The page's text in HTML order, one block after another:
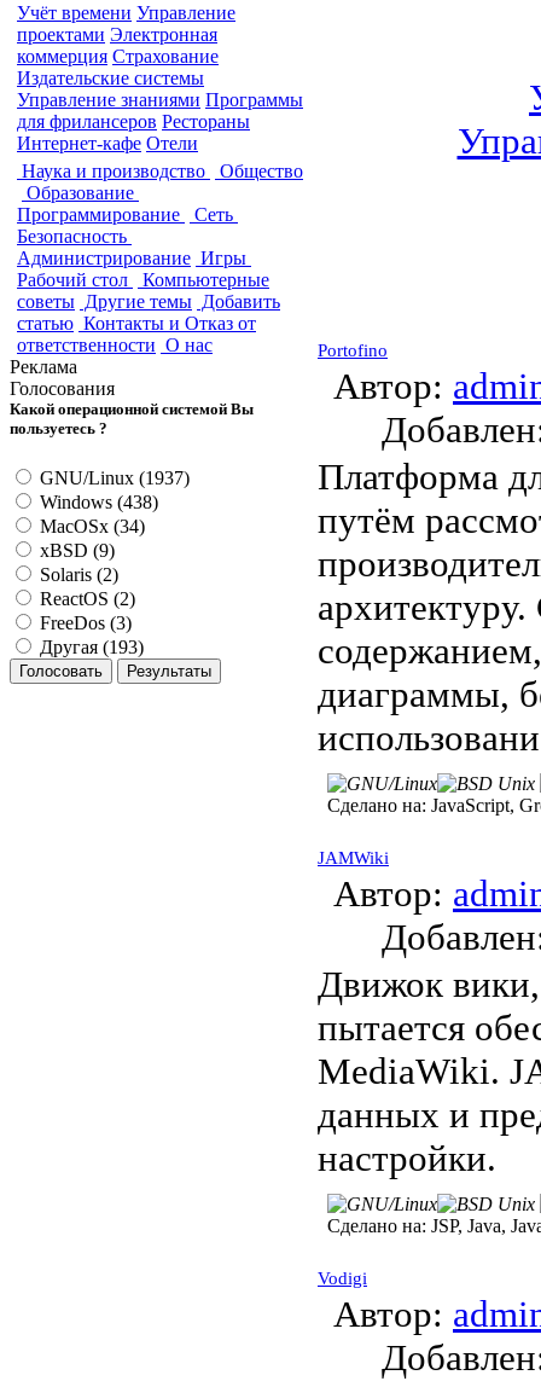
Учёт времени Управление
проектами Электронная
коммерция Страхование
Издательские системы
Управление знаниями Программы
для фрилансеров Рестораны
Интернет-кафе Отели
Наука и производство
Общество
Образование
Программирование
Сеть
Безопасность
Администрирование Игры
Рабочий стол
Компьютерные
советы Другие темы Добавить
статью Контакты и Отказ от
ответственности О нас
Реклама
Голосования
Какой операционной системой Вы
пользуетесь ?
GNU/Linux (1937)
Windows (438)
MacOSx (34)
xBSD (9)
Solaris (2)
ReactOS (2)
FreeDos (3)
Другая (193)
Portofino
Автор:
Платформа
путём
диаграммы,
Сделано на: JavaScript,
JAMWiki
Автор:
Движок
пытается
MediaWiki.
данных и
настройки.
Сделано на: JSP, Java,
Vodigi
Автор: